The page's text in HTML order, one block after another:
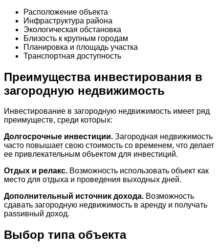
Расположение объекта
Инфраструктура района
Экологическая обстановка
Близость к крупным городам
Планировка и площадь участка
Транспортная доступность
Преимущества инвестирования в
загородную недвижимость
Инвестирование в загородную недвижимость имеет ряд
преимуществ, среди которых:
Долгосрочные инвестиции. Загородная недвижимость
часто повышает свою стоимость со временем, что делает
ее привлекательным объектом для инвестиций.
Отдых и релакс. Возможность использовать объект как
место для отдыха и проведения выходных дней.
Дополнительный источник дохода. Возможность
сдавать загородную недвижимость в аренду и получать
passивный доход.
Выбор типа объекта